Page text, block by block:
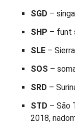
SGD –
SHP – funt
SLE –
SOS –
SRD –
STD – São
2018,